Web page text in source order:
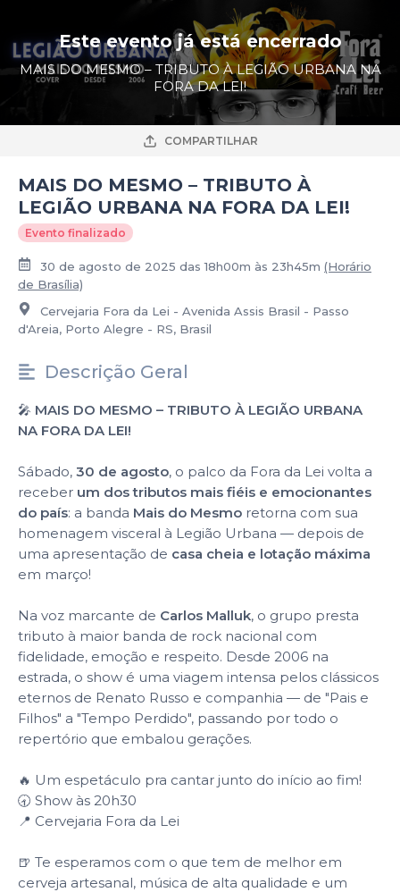
Este evento já está encerrado
MAIS DO MESMO – TRIBUTO À LEGIÃO URBANA NA
FORA DA LEI!
COMPARTILHAR
MAIS DO MESMO – TRIBUTO À
LEGIÃO URBANA NA FORA DA LEI!
Evento finalizado
30 de agosto de 2025 das 18h00m às 23h45m (Horário
de Brasília)
Cervejaria Fora da Lei - Avenida Assis Brasil - Passo
d'Areia, Porto Alegre - RS, Brasil
Descrição Geral
🎤 MAIS DO MESMO – TRIBUTO À LEGIÃO URBANA
NA FORA DA LEI!
Sábado, 30 de agosto, o palco da Fora da Lei volta a
receber um dos tributos mais fiéis e emocionantes
do país: a banda Mais do Mesmo retorna com sua
homenagem visceral à Legião Urbana — depois de
uma apresentação de casa cheia e lotação máxima
em março!
Na voz marcante de Carlos Malluk, o grupo presta
tributo à maior banda de rock nacional com
fidelidade, emoção e respeito. Desde 2006 na
estrada, o show é uma viagem intensa pelos clássicos
eternos de Renato Russo e companhia — de "Pais e
Filhos" a "Tempo Perdido", passando por todo o
repertório que embalou gerações.
🔥 Um espetáculo pra cantar junto do início ao fim!
🕣 Show às 20h30
📍 Cervejaria Fora da Lei
🍺 Te esperamos com o que tem de melhor em
cerveja artesanal, música de alta qualidade e um